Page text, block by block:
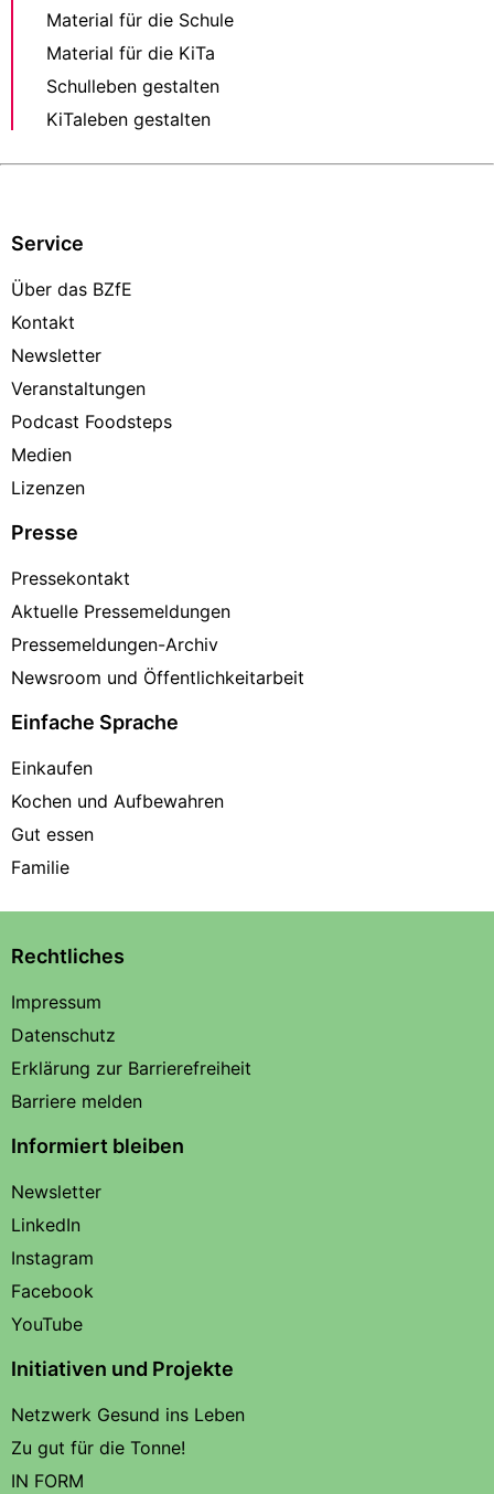
Material für die Schule
Material für die KiTa
Schulleben gestalten
KiTaleben gestalten
Service
Über das BZfE
Kontakt
Newsletter
Veranstaltungen
Podcast Foodsteps
Medien
Lizenzen
Presse
Pressekontakt
Aktuelle Pressemeldungen
Pressemeldungen-Archiv
Newsroom und Öffentlichkeitarbeit
Einfache Sprache
Einkaufen
Kochen und Aufbewahren
Gut essen
Familie
Rechtliches
Impressum
Datenschutz
Erklärung zur Barrierefreiheit
Barriere melden
Informiert bleiben
Newsletter
LinkedIn
Instagram
Facebook
YouTube
Initiativen und Projekte
Netzwerk Gesund ins Leben
Zu gut für die Tonne!
IN FORM